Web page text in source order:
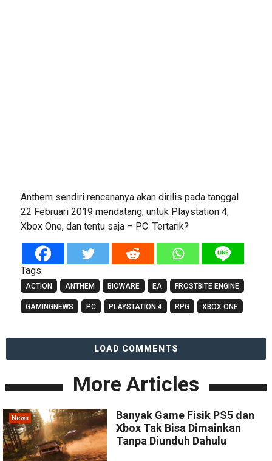
Anthem sendiri rencananya akan dirilis pada tanggal
22 Februari 2019 mendatang, untuk Playstation 4,
Xbox One, dan tentu saja – PC. Tertarik?
Tags:
ACTION ANTHEM BIOWARE EA FROSTBITE ENGINE
GAMINGNEWS PC PLAYSTATION 4 RPG XBOX ONE
LOAD COMMENTS
More Articles
News
Banyak Game Fisik PS5 dan
Xbox Tak Bisa Dimainkan
Tanpa Diunduh Dahulu